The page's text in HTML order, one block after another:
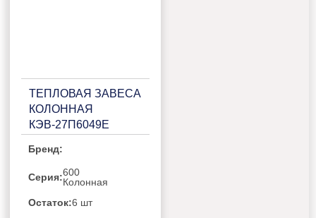
ТЕПЛОВАЯ ЗАВЕСА
КОЛОННАЯ
КЭВ-27П6049Е
Бренд:
Серия:600
Колонная
Остаток:6 шт